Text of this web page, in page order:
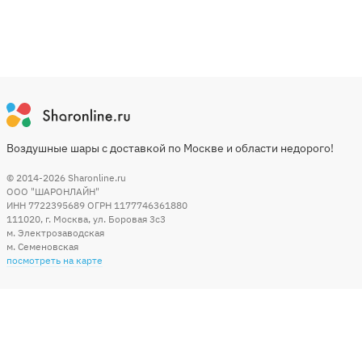
Воздушные шары с доставкой по Москве и области недорого!
© 2014-2026 Sharonline.ru
ООО "ШАРОНЛАЙН"
ИНН 7722395689 ОГРН 1177746361880
111020, г. Москва, ул. Боровая 3c3
м. Электрозаводская
м. Семеновская
посмотреть на карте